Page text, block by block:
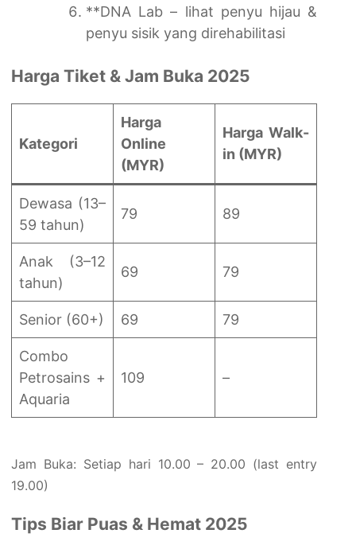
**DNA Lab – lihat penyu hijau &
penyu sisik yang direhabilitasi
Harga Tiket & Jam Buka 2025
Kategori
Harga
Online
(MYR)
Harga Walk-
in (MYR)
Dewasa (13–
59 tahun)
79 89
Anak (3–12
tahun)
69 79
Senior (60+) 69 79
Combo
Petrosains +
Aquaria
109 –
Jam Buka: Setiap hari 10.00 – 20.00 (last entry
19.00)
Tips Biar Puas & Hemat 2025